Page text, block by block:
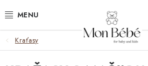
na
ZĽAVY
Kraťasy